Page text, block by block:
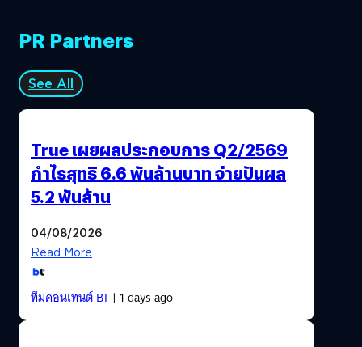
PR Partners
See All
True เผยผลประกอบการ Q2/2569
กำไรสุทธิ 6.6 พันล้านบาท จ่ายปันผล
5.2 พันล้าน
04/08/2026
Read More
ทีมคอนเทนต์ BT| 1 days ago